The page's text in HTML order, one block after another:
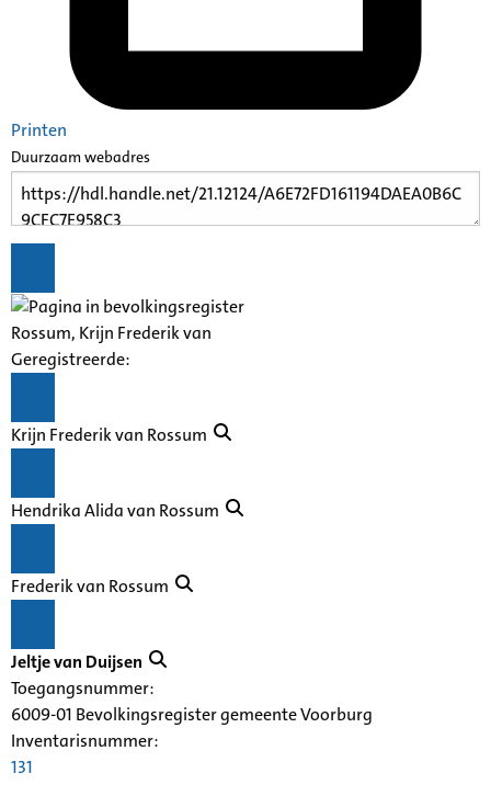
Printen
Duurzaam webadres
Rossum, Krijn Frederik van
Geregistreerde:
Krijn Frederik van Rossum
Hendrika Alida van Rossum
Frederik van Rossum
Jeltje van Duijsen
Toegangsnummer:
6009-01 Bevolkingsregister gemeente Voorburg
Inventarisnummer:
131